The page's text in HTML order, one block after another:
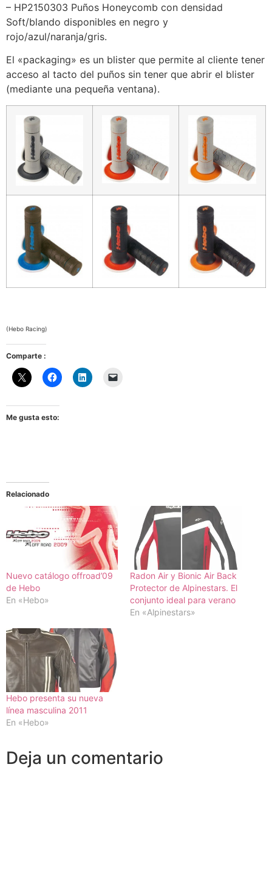
– HP2150303 Puños Honeycomb con densidad
Soft/blando disponibles en negro y
rojo/azul/naranja/gris.
El «packaging» es un blister que permite al cliente tener
acceso al tacto del puños sin tener que abrir el blister
(mediante una pequeña ventana).
(Hebo Racing)
Comparte :
Me gusta esto:
Relacionado
Nuevo catálogo offroad’09
de Hebo
En «Hebo»
Radon Air y Bionic Air Back
Protector de Alpinestars. El
conjunto ideal para verano
En «Alpinestars»
Hebo presenta su nueva
línea masculina 2011
En «Hebo»
Deja un comentario